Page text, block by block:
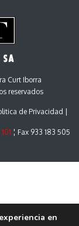
Curt Iborra
reservados
de Privacidad
¦ Fax 933 183 505
en